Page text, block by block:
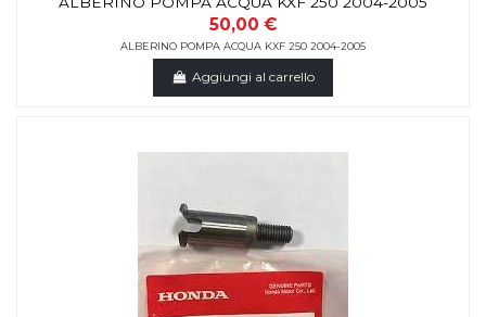
50,00 €
ALBERINO POMPA ACQUA KXF 250 2004-2005
Aggiungi al carrello